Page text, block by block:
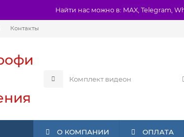
Найти нас можно в: MAX, Telegram,
Контакты
О КОМПАНИИ ОПЛАТА